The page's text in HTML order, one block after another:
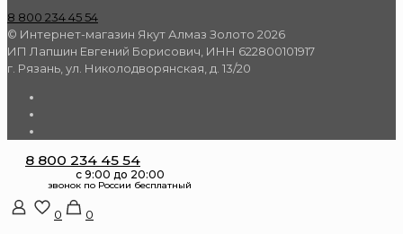
8 800 234 45 54
© Интернет-магазин Якут Алмаз Золото 2026
ИП Лапшин Евгений Борисович, ИНН 622800101917
г. Рязань, ул. Николодворянская, д. 13/20
8 800 234 45 54
0
0